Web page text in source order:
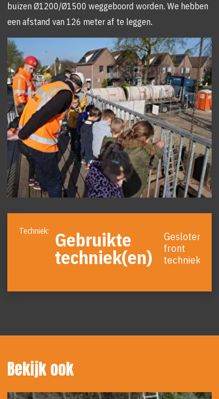
buizen Ø1200/Ø1500 weggeboord worden. We hebben
een afstand van 126 meter af te leggen.
Gebruikte
techniek(en)
Gesloten
front
techniek
Bekijk ook